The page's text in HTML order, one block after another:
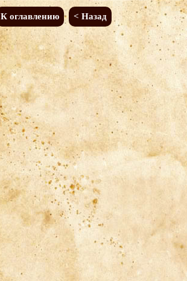
К оглавлению < Назад